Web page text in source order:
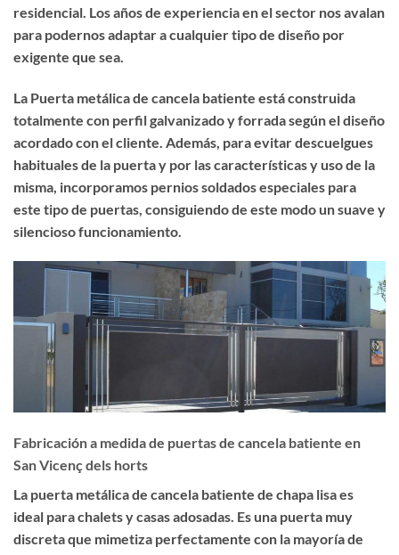
residencial. Los años de experiencia en el sector nos avalan
para podernos adaptar a cualquier tipo de diseño por
exigente que sea.
La Puerta metálica de cancela batiente está construida
totalmente con perfil galvanizado y forrada según el diseño
acordado con el cliente. Además, para evitar descuelgues
habituales de la puerta y por las características y uso de la
misma, incorporamos pernios soldados especiales para
este tipo de puertas, consiguiendo de este modo un suave y
silencioso funcionamiento.
Fabricación a medida de puertas de cancela batiente en
San Vicenç dels horts
La puerta metálica de cancela batiente de chapa lisa es
ideal para chalets y casas adosadas . Es una puerta muy
discreta que mimetiza perfectamente con la mayoría de